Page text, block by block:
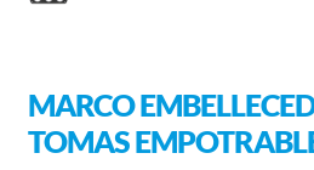
MARCO
TOMAS